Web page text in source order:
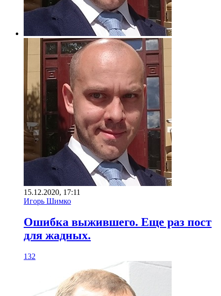
15.12.2020, 17:11
Игорь Шимко
Ошибка выжившего. Еще раз пост
для жадных.
132